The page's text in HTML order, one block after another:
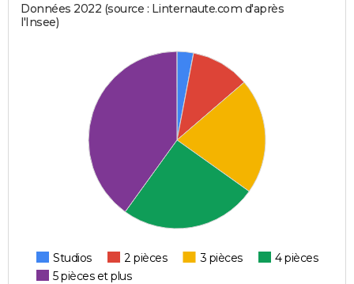
Données 2022 (source : Linternaute.com d'après
l'Insee)
Studios 2 pièces 3 pièces
4 pièces
5 pièces et plus